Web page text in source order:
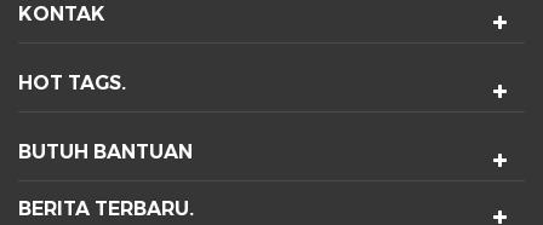
KONTAK
HOT TAGS.
BUTUH BANTUAN
BERITA TERBARU.